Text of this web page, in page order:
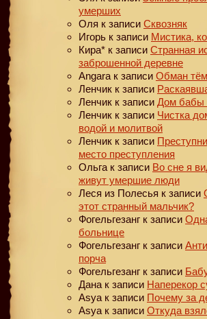
умерших
Оля к записи Сквозняк
Игорь к записи Мистика,
Кира* к записи Странная
заброшенной деревне
Angara к записи Обман
Ленчик к записи
Ленчик к записи Дом бабы
Ленчик к записи Чистка
водой и молитвой
Ленчик к записи
место преступления
Ольга к записи Во сне я
живут умершие люди
Леся из Полесья к записи
этот странный мальчик?
Фогельгезанг к записи
больнице
Фогельгезанг к записи
порча
Фогельгезанг к записи
Дана к записи Наперекор
Asya к записи Почему за
Asya к записи Откуда